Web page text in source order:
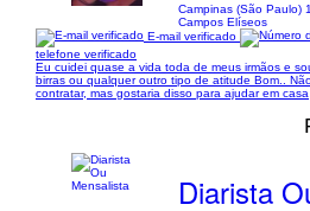
Campinas (São Paulo)
Campos Elíseos
E-mail verificado
telefone verificado
Eu cuidei quase a vida toda de meus irmãos e
birras ou qualquer outro tipo de atitude Bom..
contratar, mas gostaria disso para ajudar em casa
Diarista